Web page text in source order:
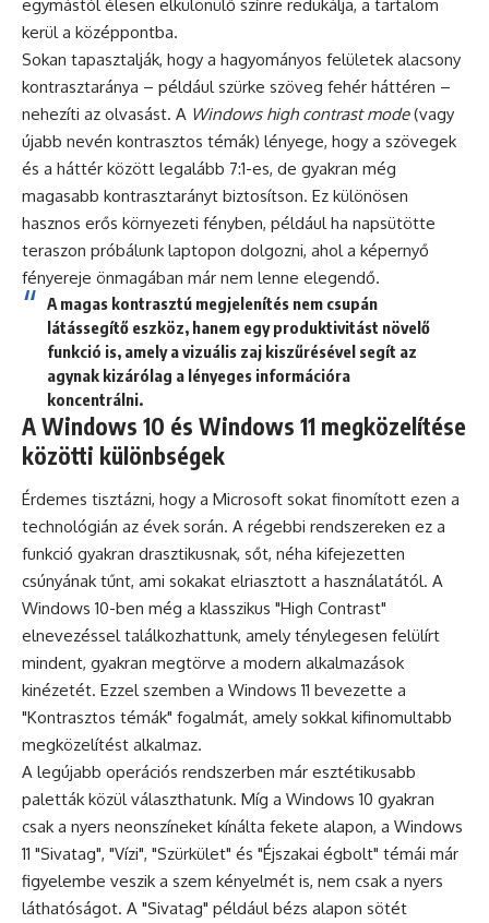
egymástól élesen elkülönülő színre redukálja, a tartalom
kerül a középpontba.
Sokan tapasztalják, hogy a hagyományos felületek alacsony
kontrasztaránya – például szürke szöveg fehér háttéren –
nehezíti az olvasást. A Windows high contrast mode(vagy
újabb nevén kontrasztos témák) lényege, hogy a szövegek
és a háttér között legalább 7:1-es, de gyakran még
magasabb kontrasztarányt biztosítson. Ez különösen
hasznos erős környezeti fényben, például ha napsütötte
teraszon próbálunk laptopon dolgozni, ahol a képernyő
fényereje önmagában már nem lenne elegendő.
A magas kontrasztú megjelenítés nem csupán
látássegítő eszköz, hanem egy produktivitást növelő
funkció is, amely a vizuális zaj kiszűrésével segít az
agynak kizárólag a lényeges információra
koncentrálni.
A Windows 10 és Windows 11 megközelítése
közötti különbségek
Érdemes tisztázni, hogy a Microsoft sokat finomított ezen a
technológián az évek során. A régebbi rendszereken ez a
funkció gyakran drasztikusnak, sőt, néha kifejezetten
csúnyának tűnt, ami sokakat elriasztott a használatától. A
Windows 10-ben még a klasszikus "High Contrast"
elnevezéssel találkozhattunk, amely ténylegesen felülírt
mindent, gyakran megtörve a modern alkalmazások
kinézetét. Ezzel szemben a Windows 11 bevezette a
"Kontrasztos témák" fogalmát, amely sokkal kifinomultabb
megközelítést alkalmaz.
A legújabb operációs rendszerben már esztétikusabb
paletták közül választhatunk. Míg a Windows 10 gyakran
csak a nyers neonszíneket kínálta fekete alapon, a Windows
11 "Sivatag", "Vízi", "Szürkület" és "Éjszakai égbolt" témái már
figyelembe veszik a szem kényelmét is, nem csak a nyers
láthatóságot. A "Sivatag" például bézs alapon sötét